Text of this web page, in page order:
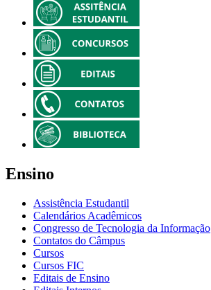
Ensino
Assistência Estudantil
Calendários Acadêmicos
Congresso de Tecnologia da Informação
Contatos do Câmpus
Cursos
Cursos FIC
Editais de Ensino